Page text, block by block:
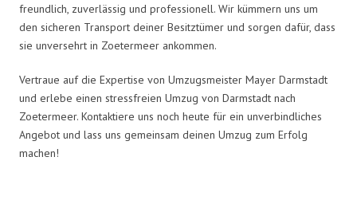
freundlich, zuverlässig und professionell. Wir kümmern uns um
den sicheren Transport deiner Besitztümer und sorgen dafür, dass
sie unversehrt in Zoetermeer ankommen.
Vertraue auf die Expertise von Umzugsmeister Mayer Darmstadt
und erlebe einen stressfreien Umzug von Darmstadt nach
Zoetermeer. Kontaktiere uns noch heute für ein unverbindliches
Angebot und lass uns gemeinsam deinen Umzug zum Erfolg
machen!